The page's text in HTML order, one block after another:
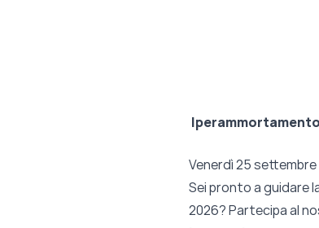
Venerdì 25 settembre
Sei pronto a guidare
2026? Partecipa al